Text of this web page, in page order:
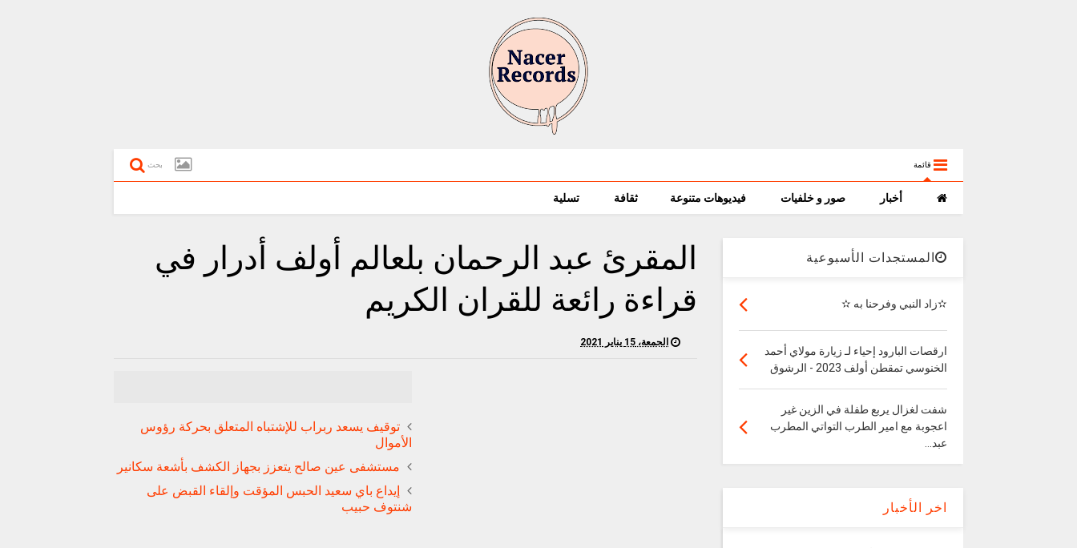
قائمة بحث
أخبار صور و خلفيات فيديوهات متنوعة ثقافة تسلية
المقرئ عبد الرحمان بلعالم أولف أدرار في
قراءة رائعة للقران الكريم
الجمعة، 15 يناير 2021
توقيف يسعد ربراب للإشتباه المتعلق بحركة رؤوس
الأموال
مستشفى عين صالح يتعزز بجهاز الكشف بأشعة سكانير
إيداع باي سعيد الحبس المؤقت وإلقاء القبض على
شنتوف حبيب
المستجدات الأسبوعية
✫زاد النبي وفرحنا به ✫
ارقصات البارود إحياء لـ زيارة مولاي أحمد
الخنوسي تمقطن أولف 2023 - الرشوق
شفت لغزال يربع طفلة في الزين غير
اعجوبة مع امير الطرب التواتي المطرب
عبد...
اخر الأخبار